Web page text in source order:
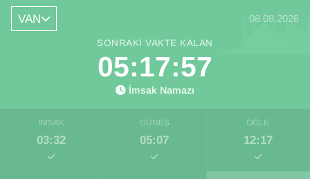
VAN 08.08.2026
SONRAKI VAKTE KALAN
05:17:56
İmsak Namazı
İMSAK
03:32
GÜNEŞ
05:07
ÖĞLE
12:17